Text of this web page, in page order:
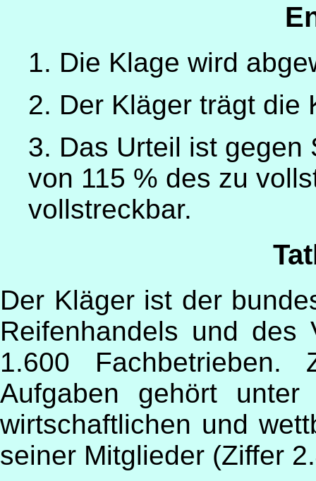
1. Die Klage wird
2. Der Kläger trägt die
3. Das Urteil ist gegen
von 115 % des zu
vollstreckbar.
Der Kläger ist der
Reifenhandels und des
1.600 Fachbetrieben.
Aufgaben gehört
wirtschaftlichen und
seiner Mitglieder (Ziffer